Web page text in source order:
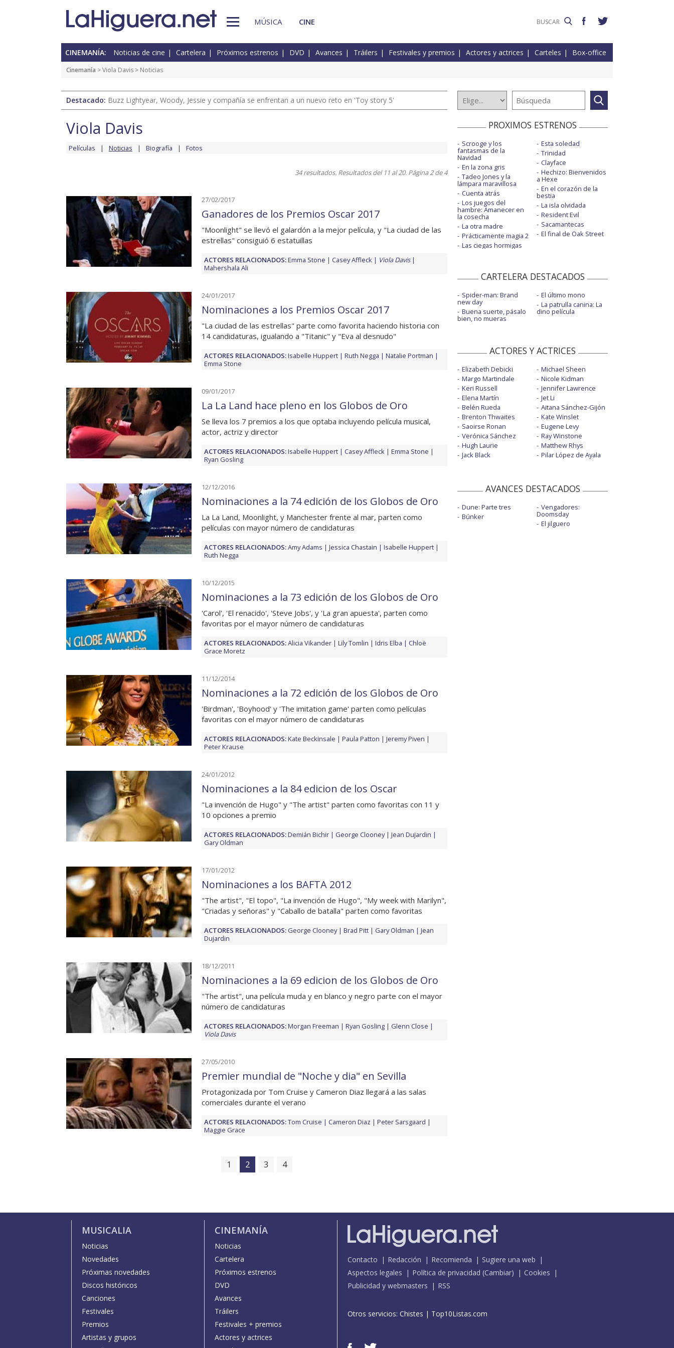
MÚSICA CINE
CINEMANÍA: Noticias de cine Cartelera Próximos estrenos DVD Avances Tráilers Festivales y premios Actores y actrices Carteles Box-office
Cinemanía >Viola Davis > Noticias
Destacado: Buzz Lightyear, Woody, Jessie y compañía se enfrentan a un nuevo reto en 'Toy story 5'
Viola Davis
Películas Noticias Biografía Fotos
34 resultados. Resultados del 11 al 20. Página 2 de 4
27/02/2017
Ganadores de los Premios Oscar 2017
"Moonlight" se llevó el galardón a la mejor película, y "La ciudad de las
estrellas" consiguió 6 estatuillas
ACTORES RELACIONADOS:Emma Stone Casey Affleck
Viola Davis
Mahershala Ali
24/01/2017
Nominaciones a los Premios Oscar 2017
"La ciudad de las estrellas" parte como favorita haciendo historia con
14 candidaturas, igualando a "Titanic" y "Eva al desnudo"
ACTORES RELACIONADOS:Isabelle Huppert Ruth Negga
Natalie Portman
Emma Stone
09/01/2017
La La Land hace pleno en los Globos de Oro
Se lleva los 7 premios a los que optaba incluyendo película musical,
actor, actriz y director
ACTORES RELACIONADOS:Isabelle Huppert Casey Affleck
Emma Stone
Ryan Gosling
12/12/2016
Nominaciones a la 74 edición de los Globos de Oro
La La Land, Moonlight, y Manchester frente al mar, parten como
películas con mayor número de candidaturas
ACTORES RELACIONADOS:Amy Adams Jessica Chastain
Isabelle Huppert
Ruth Negga
10/12/2015
Nominaciones a la 73 edición de los Globos de Oro
'Carol', 'El renacido', 'Steve Jobs', y 'La gran apuesta', parten como
favoritas por el mayor número de candidaturas
ACTORES RELACIONADOS:Alicia Vikander Lily Tomlin Idris Elba
Chloë
Grace Moretz
11/12/2014
Nominaciones a la 72 edición de los Globos de Oro
'Birdman', 'Boyhood' y 'The imitation game' parten como películas
favoritas con el mayor número de candidaturas
ACTORES RELACIONADOS:Kate Beckinsale Paula Patton
Jeremy Piven
Peter Krause
24/01/2012
Nominaciones a la 84 edicion de los Oscar
"La invención de Hugo" y "The artist" parten como favoritas con 11 y
10 opciones a premio
ACTORES RELACIONADOS:Demián Bichir George Clooney
Jean Dujardin
Gary Oldman
17/01/2012
Nominaciones a los BAFTA 2012
"The artist", "El topo", "La invención de Hugo", "My week with Marilyn",
"Criadas y señoras" y "Caballo de batalla" parten como favoritas
ACTORES RELACIONADOS: George Clooney Brad Pitt Gary Oldman
Jean
Dujardin
18/12/2011
Nominaciones a la 69 edicion de los Globos de Oro
"The artist", una película muda y en blanco y negro parte con el mayor
número de candidaturas
ACTORES RELACIONADOS:Morgan Freeman Ryan Gosling
Glenn Close
Viola Davis
27/05/2010
Premier mundial de "Noche y dia" en Sevilla
Protagonizada por Tom Cruise y Cameron Diaz llegará a las salas
comerciales durante el verano
ACTORES RELACIONADOS:Tom Cruise Cameron Diaz
Peter Sarsgaard
Maggie Grace
1 2 3 4
PROXIMOS ESTRENOS
Scrooge y los
fantasmas de la
Navidad
En la zona gris
Tadeo Jones y la
lámpara maravillosa
Cuenta atrás
Los juegos del
hambre: Amanecer en
la cosecha
La otra madre
Prácticamente magia 2
Las ciegas hormigas
Esta soledad
Trinidad
Clayface
Hechizo: Bienvenidos
a Hexe
En el corazón de la
bestia
La isla olvidada
Resident Evil
Sacamantecas
El final de Oak Street
CARTELERA DESTACADOS
Spider-man: Brand
new day
Buena suerte, pásalo
bien, no mueras
El último mono
La patrulla canina: La
dino película
ACTORES Y ACTRICES
Elizabeth Debicki
Margo Martindale
Keri Russell
Elena Martín
Belén Rueda
Brenton Thwaites
Saoirse Ronan
Verónica Sánchez
Hugh Laurie
Jack Black
Michael Sheen
Nicole Kidman
Jennifer Lawrence
Jet Li
Aitana Sánchez-Gijón
Kate Winslet
Eugene Levy
Ray Winstone
Matthew Rhys
Pilar López de Ayala
AVANCES DESTACADOS
Dune: Parte tres
Búnker
Vengadores:
Doomsday
El jilguero
MUSICALIA
Noticias
Novedades
Próximas novedades
Discos históricos
Canciones
Festivales
Premios
Artistas y grupos
CINEMANÍA
Noticias
Cartelera
Próximos estrenos
DVD
Avances
Tráilers
Festivales + premios
Actores y actrices
Contacto Redacción Recomienda
Sugiere una web
Aspectos legales
Política de privacidad (Cambiar)
Cookies
Publicidad y webmasters
RSS
Otros servicios: Chistes | Top10Listas.com